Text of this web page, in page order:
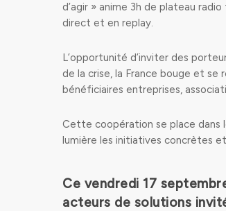
d’agir » anime 3h de plateau
direct et en replay.
L’opportunité d’inviter des
de la crise, la France bouge et se
bénéficiaires entreprises,
Cette coopération se place dans
lumière les initiatives concrètes
Ce vendredi 17
acteurs de solutions